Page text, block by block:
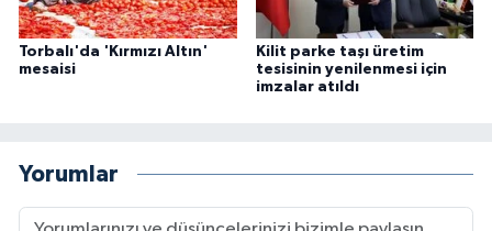
Torbalı'da 'Kırmızı Altın'
mesaisi
Kilit parke taşı üretim
tesisinin yenilenmesi için
imzalar atıldı
Yorumlar